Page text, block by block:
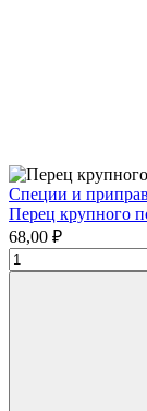
Специи и
Перец крупного
68,00 ₽